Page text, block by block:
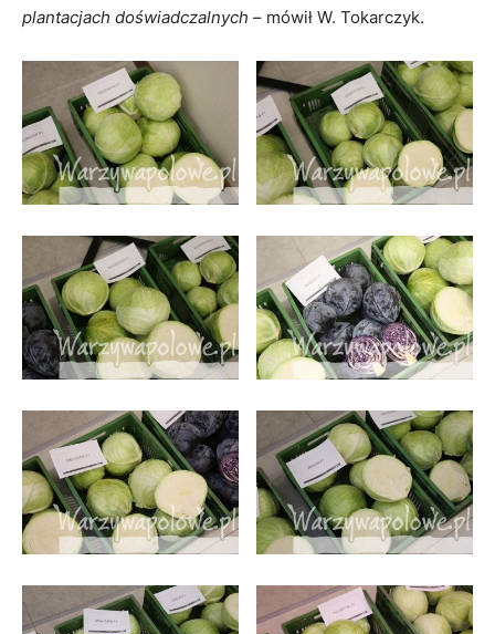
plantacjach doświadczalnych – mówił W. Tokarczyk.